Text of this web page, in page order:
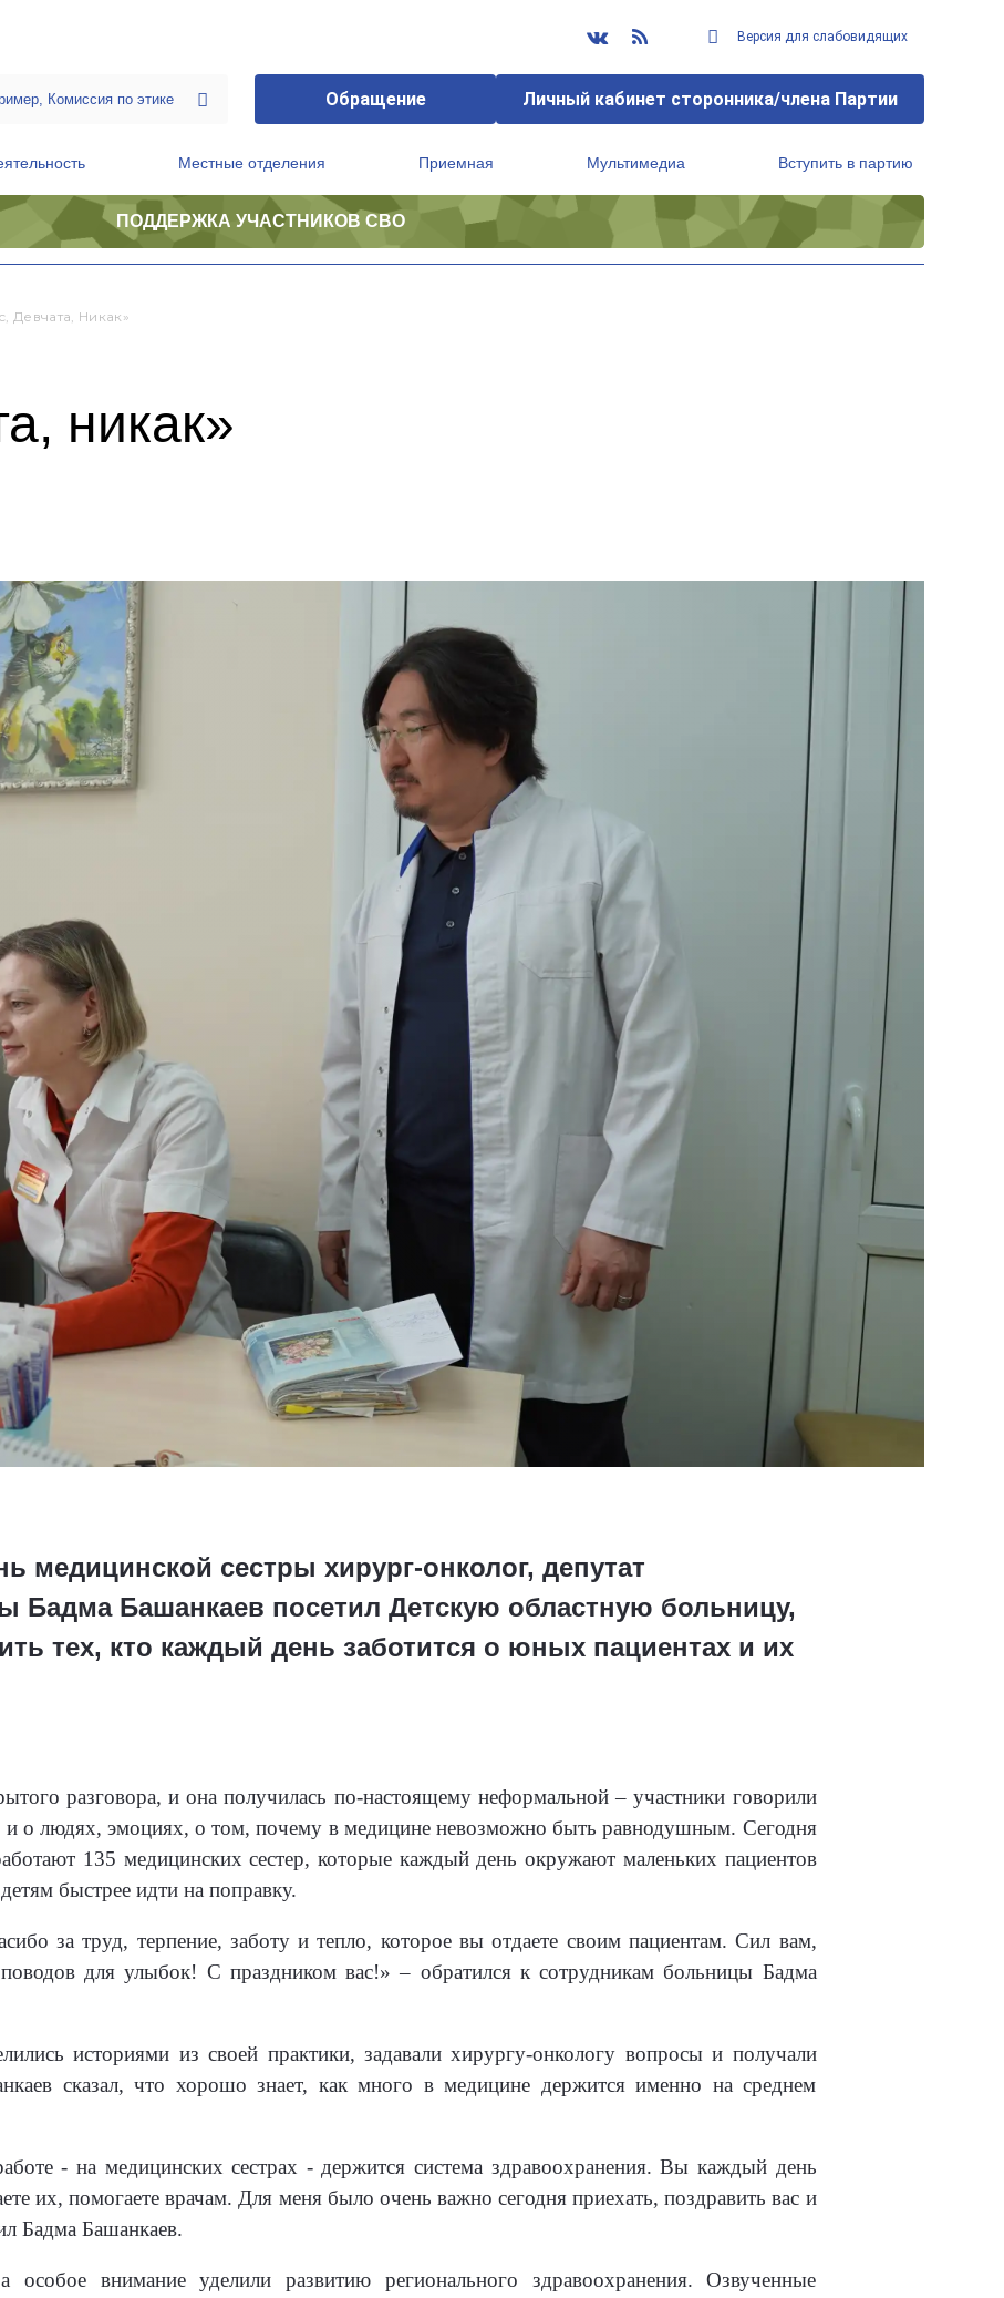
Версия для слабовидящих
Обращение Личный кабинет сторонника/члена Партии
Местные отделения Приемная Мультимедиа Вступить в партию
ПОДДЕРЖКА УЧАСТНИКОВ СВО
Девчата, Никак»
никак»
медицинской сестры хирург-онколог, депутат
Бадма Башанкаев посетил Детскую областную больницу,
тех, кто каждый день заботится о юных пациентах и их
разговора, и она получилась по-настоящему неформальной – участники говорили
и о людях, эмоциях, о том, почему в медицине невозможно быть равнодушным. Сегодня
135 медицинских сестер, которые каждый день окружают маленьких пациентов
быстрее идти на поправку.
за труд, терпение, заботу и тепло, которое вы отдаете своим пациентам. Сил вам,
для улыбок! С праздником вас!» – обратился к сотрудникам больницы Бадма
историями из своей практики, задавали хирургу-онкологу вопросы и получали
сказал, что хорошо знает, как много в медицине держится именно на среднем
- на медицинских сестрах - держится система здравоохранения. Вы каждый день
их, помогаете врачам. Для меня было очень важно сегодня приехать, поздравить вас и
Бадма Башанкаев.
особое внимание уделили развитию регионального здравоохранения. Озвученные